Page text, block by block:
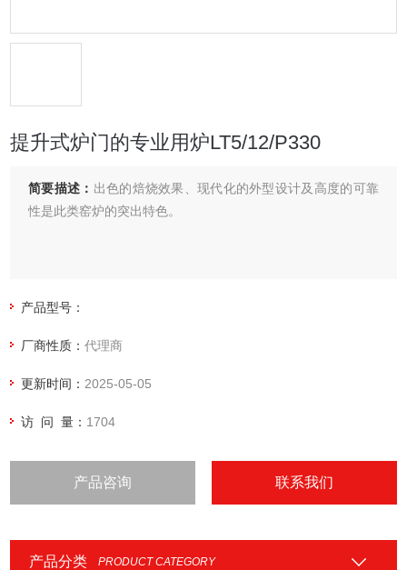
提升式炉门的专业用炉LT5/12/P330
简要描述： 出色的焙烧效果、现代化的外型设计及高度的可靠
性是此类窑炉的突出特色。
产品型号：
厂商性质：代理商
更新时间： 2025-05-05
访 问 量： 1704
产品咨询 联系我们
产品分类 PRODUCT CATEGORY